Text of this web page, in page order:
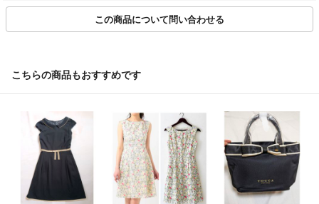
◆在庫について◆
ラクマ以外でも出品を行っております。
予めご了承ください。
返信は出品事業者より直接ご連絡いたします。
（問い合わせ内容は他のユーザーには公開されません。）
尚、以下の内容についてはお返事ができませんのであらかじめご了承く
ださい。
この商品について問い合わせる
こちらの商品もおすすめです